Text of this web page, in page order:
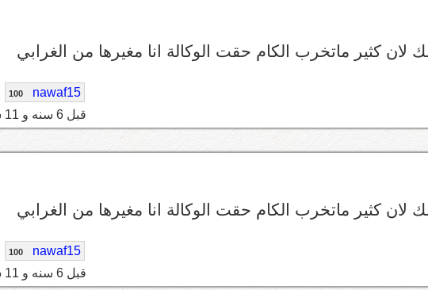
كثير ماتخرب الكام حقت الوكالة انا مغيرها من الغرابي
nawaf15
100
قبل 6 سنه و 11 شهر
كثير ماتخرب الكام حقت الوكالة انا مغيرها من الغرابي
nawaf15
100
قبل 6 سنه و 11 شهر